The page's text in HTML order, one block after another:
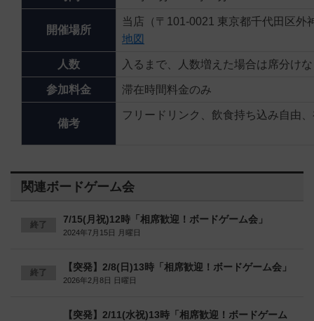
開催場所
当店（〒101-0021 東京都千代田区外
地図
人数 入るまで、人数増えた場合は席分け
参加料金 滞在時間料金のみ
備考
フリードリンク、飲食持ち込み自由
関連ボードゲーム会
終了 7/15(月祝)12時「相席歓迎！ボードゲーム会」
2024年7月15日 月曜日
終了 【突発】2/8(日)13時「相席歓迎！ボードゲーム会」
2026年2月8日 日曜日
【突発】2/11(水祝)13時「相席歓迎！ボードゲーム